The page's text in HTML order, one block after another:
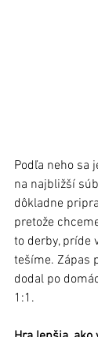
Podľa neho sa
na najbližší
dôkladne
pretože
to derby, príde
tešíme. Zápas
dodal po
1:1.